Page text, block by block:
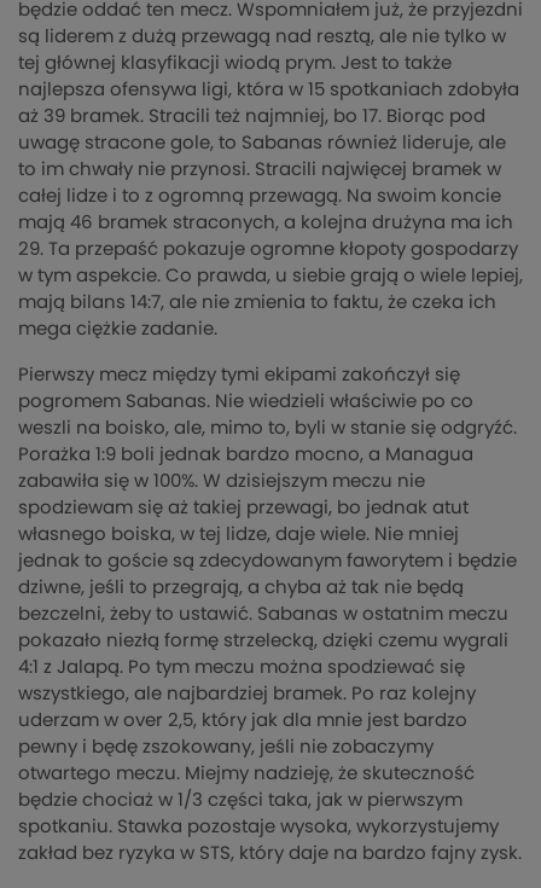
będzie oddać ten mecz. Wspomniałem już, że przyjezdni
są liderem z dużą przewagą nad resztą, ale nie tylko w
tej głównej klasyfikacji wiodą prym. Jest to także
najlepsza ofensywa ligi, która w 15 spotkaniach zdobyła
aż 39 bramek. Stracili też najmniej, bo 17. Biorąc pod
uwagę stracone gole, to Sabanas również lideruje, ale
to im chwały nie przynosi. Stracili najwięcej bramek w
całej lidze i to z ogromną przewagą. Na swoim koncie
mają 46 bramek straconych, a kolejna drużyna ma ich
29. Ta przepaść pokazuje ogromne kłopoty gospodarzy
w tym aspekcie. Co prawda, u siebie grają o wiele lepiej,
mają bilans 14:7, ale nie zmienia to faktu, że czeka ich
mega ciężkie zadanie.
Pierwszy mecz między tymi ekipami zakończył się
pogromem Sabanas. Nie wiedzieli właściwie po co
weszli na boisko, ale, mimo to, byli w stanie się odgryźć.
Porażka 1:9 boli jednak bardzo mocno, a Managua
zabawiła się w 100%. W dzisiejszym meczu nie
spodziewam się aż takiej przewagi, bo jednak atut
własnego boiska, w tej lidze, daje wiele. Nie mniej
jednak to goście są zdecydowanym faworytem i będzie
dziwne, jeśli to przegrają, a chyba aż tak nie będą
bezczelni, żeby to ustawić. Sabanas w ostatnim meczu
pokazało niezłą formę strzelecką, dzięki czemu wygrali
4:1 z Jalapą. Po tym meczu można spodziewać się
wszystkiego, ale najbardziej bramek. Po raz kolejny
uderzam w over 2,5, który jak dla mnie jest bardzo
pewny i będę zszokowany, jeśli nie zobaczymy
otwartego meczu. Miejmy nadzieję, że skuteczność
będzie chociaż w 1/3 części taka, jak w pierwszym
spotkaniu. Stawka pozostaje wysoka, wykorzystujemy
zakład bez ryzyka w STS, który daje na bardzo fajny zysk.